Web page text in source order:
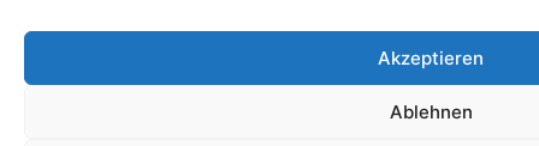
Akzeptieren
Ablehnen